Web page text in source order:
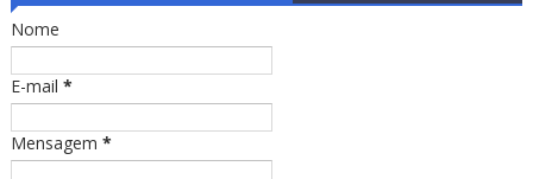
Nome
E-mail *
Mensagem *